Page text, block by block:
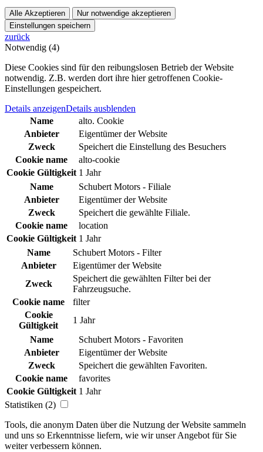
Alle Akzeptieren
Nur notwendige akzeptieren
Einstellungen speichern
zurück
Notwendig (4)
Diese Cookies sind für den reibungslosen Betrieb der Website
notwendig. Z.B. werden dort ihre hier getroffenen Cookie-
Einstellungen gespeichert.
Details anzeigenDetails ausblenden
Name
alto. Cookie
Anbieter
Eigentümer der Website
Zweck
Speichert die Einstellung des Besuchers
Cookie name
alto-cookie
Cookie Gültigkeit 1 Jahr
Name
Schubert Motors - Filiale
Anbieter
Eigentümer der Website
Zweck
Speichert die gewählte Filiale.
Cookie name
location
Cookie Gültigkeit 1 Jahr
Name
Schubert Motors - Filter
Anbieter
Eigentümer der Website
Zweck
Speichert die gewählten Filter bei der
Fahrzeugsuche.
Cookie name
filter
Cookie
Gültigkeit
1 Jahr
Name
Schubert Motors - Favoriten
Anbieter
Eigentümer der Website
Zweck
Speichert die gewählten Favoriten.
Cookie name
favorites
Cookie Gültigkeit 1 Jahr
Statistiken (2)
Tools, die anonym Daten über die Nutzung der Website sammeln
und uns so Erkenntnisse liefern, wie wir unser Angebot für Sie
weiter verbessern können.